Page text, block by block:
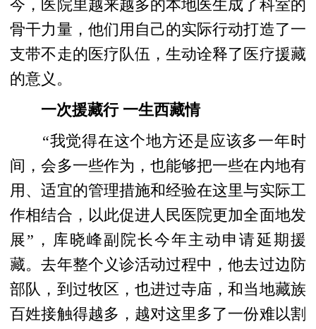
今，医院里越来越多的本地医生成了科室的
骨干力量，他们用自己的实际行动打造了一
支带不走的医疗队伍，生动诠释了医疗援藏
的意义。
一次援藏行 一生西藏情
“我觉得在这个地方还是应该多一年时
间，会多一些作为，也能够把一些在内地有
用、适宜的管理措施和经验在这里与实际工
作相结合，以此促进人民医院更加全面地发
展”，库晓峰副院长今年主动申请延期援
藏。去年整个义诊活动过程中，他去过边防
部队，到过牧区，也进过寺庙，和当地藏族
百姓接触得越多，越对这里多了一份难以割